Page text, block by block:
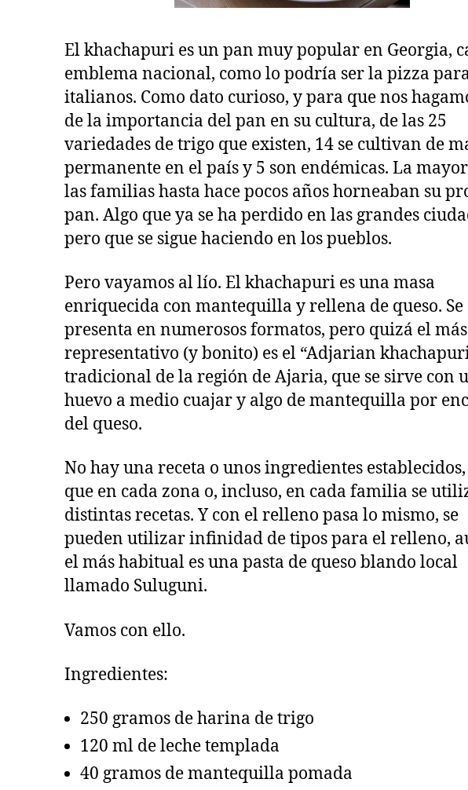
El khachapuri es un pan muy popular en Georgia,
emblema nacional, como lo podría ser la pizza
italianos. Como dato curioso, y para que nos
de la importancia del pan en su cultura, de las 25
variedades de trigo que existen, 14 se cultivan de
permanente en el país y 5 son endémicas. La
las familias hasta hace pocos años horneaban su
pan. Algo que ya se ha perdido en las grandes
pero que se sigue haciendo en los pueblos.
Pero vayamos al lío. El khachapuri es una masa
enriquecida con mantequilla y rellena de queso. Se
presenta en numerosos formatos, pero quizá el más
representativo (y bonito) es el “Adjarian
tradicional de la región de Ajaria, que se sirve con
huevo a medio cuajar y algo de mantequilla por
del queso.
No hay una receta o unos ingredientes
que en cada zona o, incluso, en cada familia se
distintas recetas. Y con el relleno pasa lo mismo, se
pueden utilizar infinidad de tipos para el relleno,
el más habitual es una pasta de queso blando local
llamado Suluguni.
Vamos con ello.
Ingredientes:
250 gramos de harina de trigo
120 ml de leche templada
40 gramos de mantequilla pomada